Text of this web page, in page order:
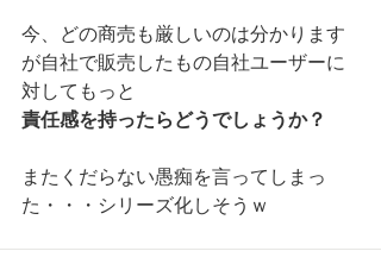
今、どの商売も厳しいのは分かります
が自社で販売したもの自社ユーザーに
対してもっと
責任感を持ったらどうでしょうか？
またくだらない愚痴を言ってしまっ
た・・・シリーズ化しそうｗ